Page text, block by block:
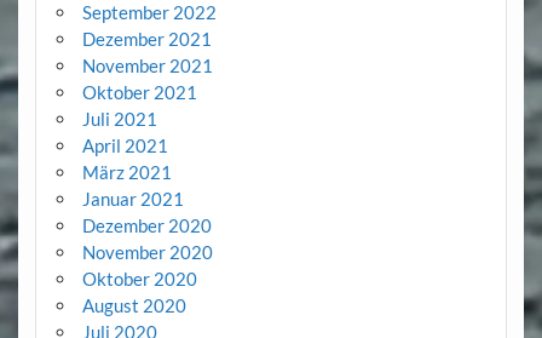
September 2022
Dezember 2021
November 2021
Oktober 2021
Juli 2021
April 2021
März 2021
Januar 2021
Dezember 2020
November 2020
Oktober 2020
August 2020
Juli 2020